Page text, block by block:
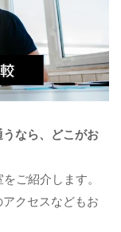
なら、どこがお
ご紹介します。
クセスなどもお